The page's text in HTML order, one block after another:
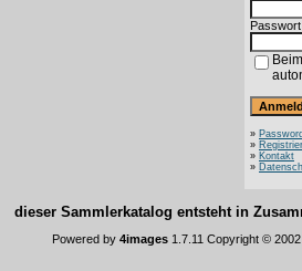
»
»
» Kontakt
»
dieser Sammlerkatalog entsteht in
Powered by 4images 1.7.11 Copyright ©